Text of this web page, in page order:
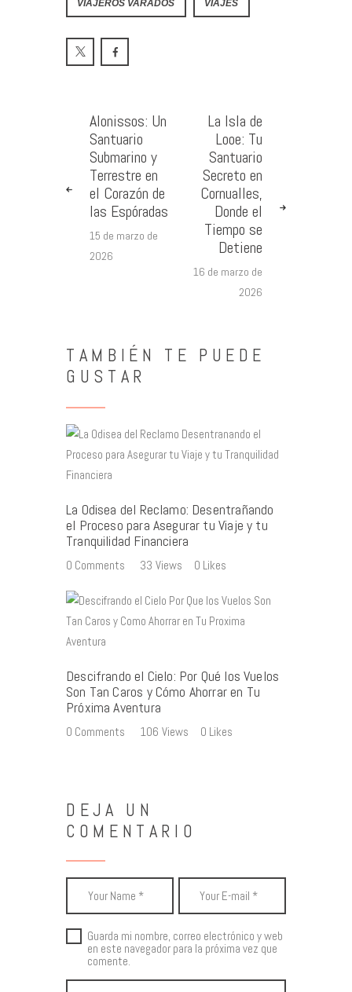
VIAJEROS VARADOS VIAJES
Alonissos: Un
Santuario
Submarino y
Terrestre en
el Corazón de
las Espóradas
15 de marzo de
2026
La Isla de
Looe: Tu
Santuario
Secreto en
Cornualles,
Donde el
Tiempo se
Detiene
16 de marzo de
2026
TAMBIÉN TE PUEDE
GUSTAR
La Odisea del Reclamo: Desentrañando
el Proceso para Asegurar tu Viaje y tu
Tranquilidad Financiera
0 Comments 33 Views 0 Likes
Descifrando el Cielo: Por Qué los Vuelos
Son Tan Caros y Cómo Ahorrar en Tu
Próxima Aventura
0 Comments 106 Views 0 Likes
DEJA UN
COMENTARIO
Guarda mi nombre, correo electrónico y web
en este navegador para la próxima vez que
comente.